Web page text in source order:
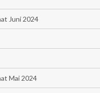
Juni 2024
Mai 2024